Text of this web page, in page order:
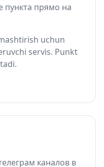
пункта прямо на
uchun
servis. Punkt
каналов в